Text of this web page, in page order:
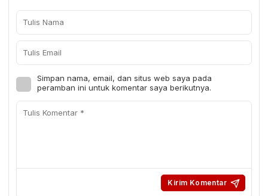
Simpan nama, email, dan situs web saya pada
peramban ini untuk komentar saya berikutnya.